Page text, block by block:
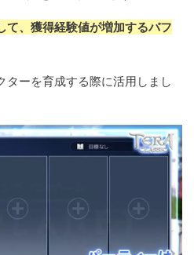
て、獲得経験値が増加するバフ
ターを育成する際に活用しまし